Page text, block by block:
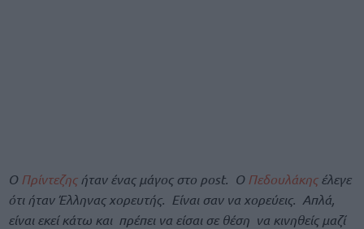
Ο Πρίντεζηςήταν ένας μάγος στο post. Ο Πεδουλάκηςέλεγε
ότι ήταν Έλληνας χορευτής. Είναι σαν να χορεύεις. Απλά,
είναι εκεί κάτω και πρέπει να είσαι σε θέση να κινηθείς μαζί